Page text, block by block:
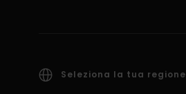
Seleziona la tua regione